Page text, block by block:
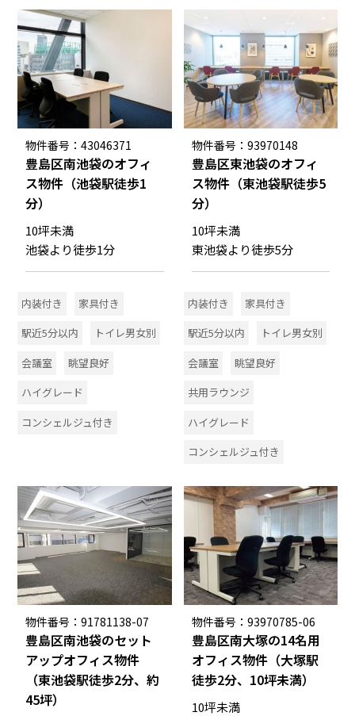
物件番号：43046371
豊島区南池袋のオフィ
ス物件（池袋駅徒歩1
分）
10坪未満
池袋より徒歩1分
内装付き
家具付き
駅近5分以内
トイレ男女別
会議室
眺望良好
ハイグレード
コンシェルジュ付き
物件番号：93970148
豊島区東池袋のオフィ
ス物件（東池袋駅徒歩5
分）
10坪未満
東池袋より徒歩5分
内装付き
家具付き
駅近5分以内
トイレ男女別
会議室
眺望良好
共用ラウンジ
ハイグレード
コンシェルジュ付き
物件番号：91781138-07
豊島区南池袋のセット
アップオフィス物件
（東池袋駅徒歩2分、約
45坪）
物件番号：93970785-06
豊島区南大塚の14名用
オフィス物件（大塚駅
徒歩2分、10坪未満）
10坪未満